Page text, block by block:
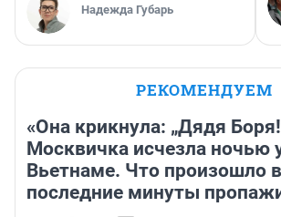
Надежда Губарь
РЕКОМЕНДУЕМ
«Она крикнула: „Дядя
Москвичка исчезла ночью
Вьетнаме. Что произошло в
последние минуты